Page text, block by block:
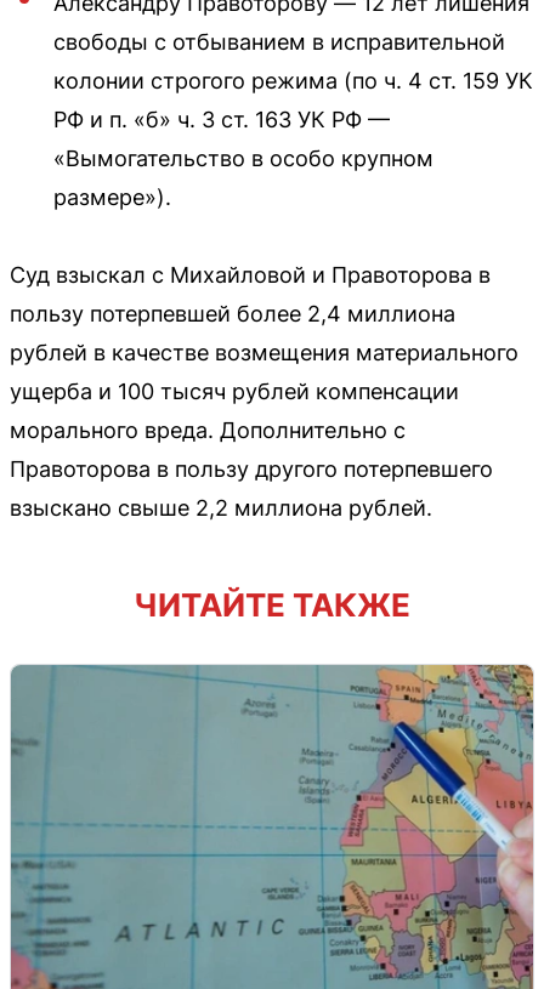
свободы с отбыванием в исправительной
колонии строгого режима (по ч. 4 ст. 159 УК
РФ и п. «б» ч. 3 ст. 163 УК РФ —
«Вымогательство в особо крупном
размере»).
Суд взыскал с Михайловой и Правоторова в
пользу потерпевшей более 2,4 миллиона
рублей в качестве возмещения материального
ущерба и 100 тысяч рублей компенсации
морального вреда. Дополнительно с
Правоторова в пользу другого потерпевшего
взыскано свыше 2,2 миллиона рублей.
ЧИТАЙТЕ ТАКЖЕ